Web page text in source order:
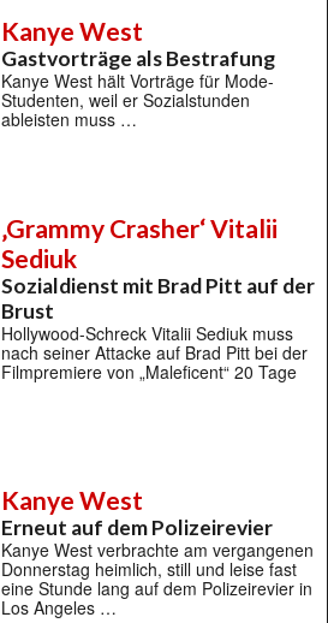
Kanye West
Gastvorträge als Bestrafung
Kanye West hält Vorträge für Mode-
Studenten, weil er Sozialstunden
ableisten muss …
‚Grammy Crasher‘ Vitalii
Sediuk
Sozialdienst mit Brad Pitt auf der
Brust
Hollywood-Schreck Vitalii Sediuk muss
nach seiner Attacke auf Brad Pitt bei der
Filmpremiere von „Maleficent“ 20 Tage
Kanye West
Erneut auf dem Polizeirevier
Kanye West verbrachte am vergangenen
Donnerstag heimlich, still und leise fast
eine Stunde lang auf dem Polizeirevier in
Los Angeles …